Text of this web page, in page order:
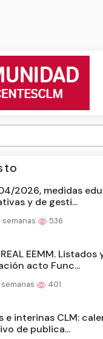
2026, medidas
y de gesti...
semanas 536
EEMM.
acto Func...
401
e interinas CLM:
de publica...